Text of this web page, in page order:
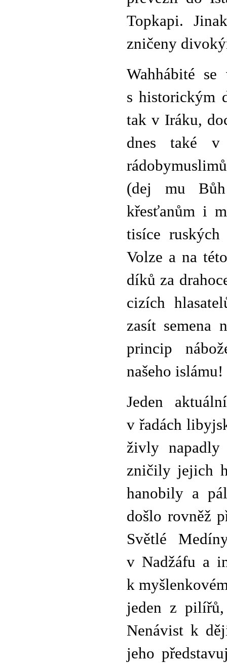
Topkapi.
zničeny
Wahhábité
s historickým
tak v Iráku,
dnes také
(dej mu Bůh
křesťanům i
tisíce
Volze a na
díků za
cizích
zasít semena
princip
našeho islámu!
Jeden
v řadách
živly napadly
zničily jejich
hanobily a
došlo rovněž
Světlé
v Nadžáfu a
k
jeden z
Nenávist k
jeho